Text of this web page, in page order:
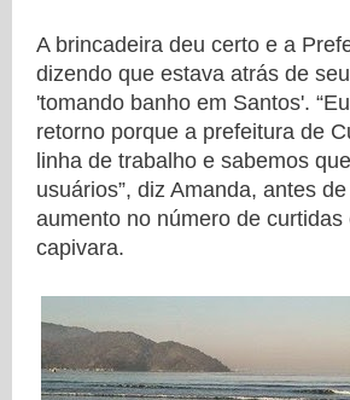
A brincadeira deu certo e a
dizendo que estava atrás de
'tomando banho em Santos'.
retorno porque a prefeitura de
linha de trabalho e sabemos
usuários”, diz Amanda, antes
aumento no número de
capivara.